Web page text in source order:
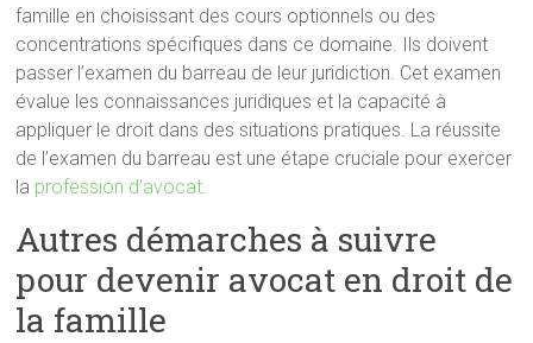
famille en choisissant des cours optionnels ou des
concentrations spécifiques dans ce domaine. Ils doivent
passer l’examen du barreau de leur juridiction. Cet examen
évalue les connaissances juridiques et la capacité à
appliquer le droit dans des situations pratiques. La réussite
de l’examen du barreau est une étape cruciale pour exercer
la profession d’avocat.
Autres démarches à suivre
pour devenir avocat en droit de
la famille